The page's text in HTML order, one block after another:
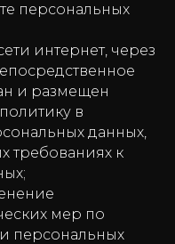
персональных
интернет, через
и размещен
в
данных,
требованиях к
мер по
персональных